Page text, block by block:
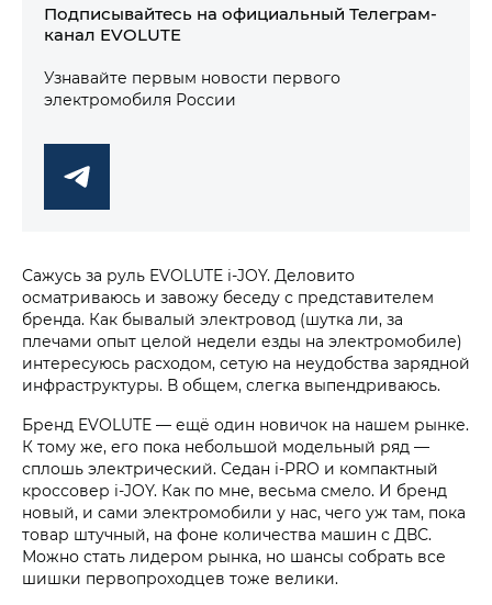
Подписывайтесь на официальный Телеграм-
канал EVOLUTE
Узнавайте первым новости первого
электромобиля России
Сажусь за руль EVOLUTE i‑JOY. Деловито
осматриваюсь и завожу беседу с представителем
бренда. Как бывалый электровод (шутка ли, за
плечами опыт целой недели езды на электромобиле)
интересуюсь расходом, сетую на неудобства зарядной
инфраструктуры. В общем, слегка выпендриваюсь.
Бренд EVOLUTE — ещё один новичок на нашем рынке.
К тому же, его пока небольшой модельный ряд —
сплошь электрический. Седан i‑PRO и компактный
кроссовер i‑JOY. Как по мне, весьма смело. И бренд
новый, и сами электромобили у нас, чего уж там, пока
товар штучный, на фоне количества машин с ДВС.
Можно стать лидером рынка, но шансы собрать все
шишки первопроходцев тоже велики.